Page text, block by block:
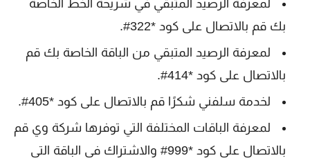
لمعرفة الرصيد المتبقي في شريحة الخط الخاصة
بك قم بالاتصال على كود *322#.
لمعرفة الرصيد المتبقي من الباقة الخاصة بك قم
بالاتصال على كود *414#.
لخدمة سلفني شكرًا قم بالاتصال على كود *405#.
لمعرفة الباقات المختلفة التي توفرها شركة وي قم
بالاتصال على كود *999# والاشتراك في الباقة التي